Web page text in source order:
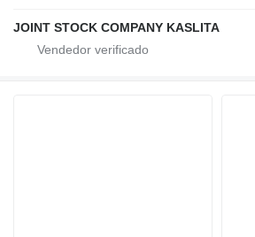
JOINT STOCK COMPANY KASLITA